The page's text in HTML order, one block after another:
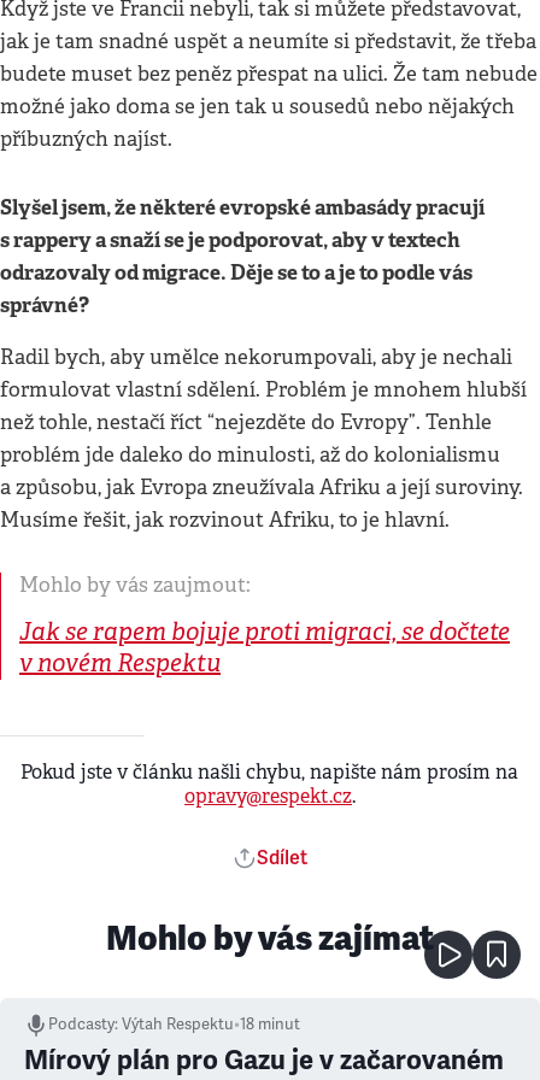
Když jste ve Francii nebyli, tak si můžete představovat,
jak je tam snadné uspět a neumíte si představit, že třeba
budete muset bez peněz přespat na ulici. Že tam nebude
možné jako doma se jen tak u sousedů nebo nějakých
příbuzných najíst.
Slyšel jsem, že některé evropské ambasády pracují
s rappery a snaží se je podporovat, aby v textech
odrazovaly od migrace. Děje se to a je to podle vás
správné?
Radil bych, aby umělce nekorumpovali, aby je nechali
formulovat vlastní sdělení. Problém je mnohem hlubší
než tohle, nestačí říct “nejezděte do Evropy”. Tenhle
problém jde daleko do minulosti, až do kolonialismu
a způsobu, jak Evropa zneužívala Afriku a její suroviny.
Musíme řešit, jak rozvinout Afriku, to je hlavní.
Mohlo by vás zaujmout:
Jak se rapem bojuje proti migraci, se dočtete
v novém Respektu
Pokud jste v článku našli chybu, napište nám prosím na
opravy@respekt.cz.
Sdílet
Mohlo by vás zajímat
Podcasty:Výtah Respektu•18 minut
Mírový plán pro Gazu je v začarovaném